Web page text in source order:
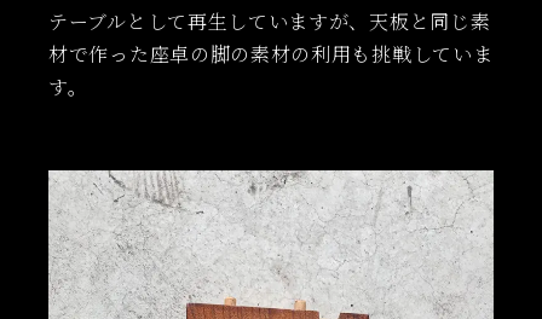
テーブルとして再生していますが、天板と同じ素
材で作った座卓の脚の素材の利用も挑戦していま
す。